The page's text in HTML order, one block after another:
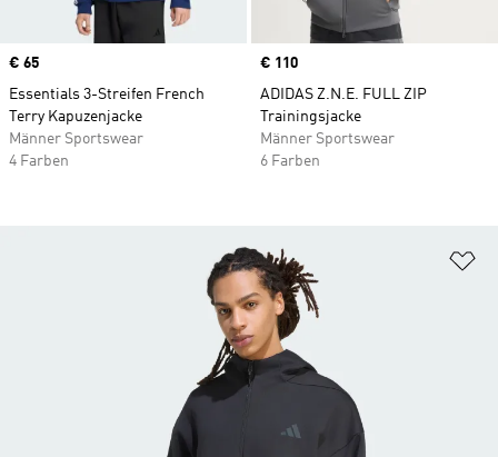
Price
€ 65
Essentials 3-Streifen French
Terry Kapuzenjacke
Männer Sportswear
4 Farben
Price
€ 110
ADIDAS Z.N.E. FULL ZIP
Trainingsjacke
Männer Sportswear
6 Farben